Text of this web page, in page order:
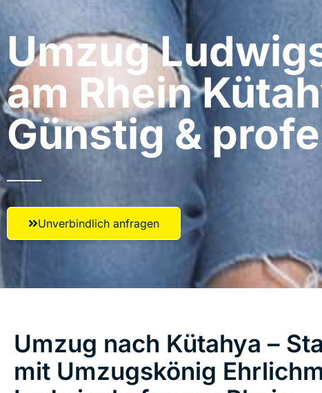
Umzug
am Rhein​
Günstig &
Unverbindlich anfragen
Umzug nach Kütahya –
mit Umzugskönig